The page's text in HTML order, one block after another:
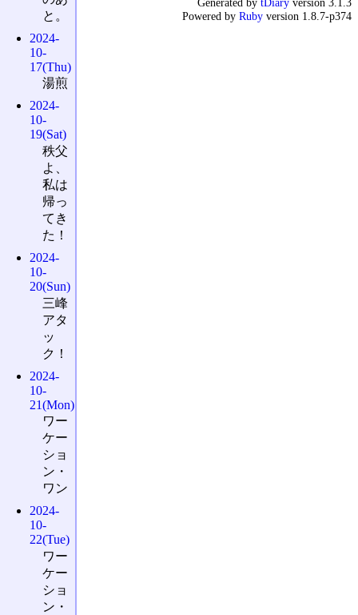
と。
2024-
10-
17(Thu)
湯煎
2024-
10-
19(Sat)
秩父
よ、
私は
帰っ
てき
た！
2024-
10-
20(Sun)
三峰
アタ
ッ
ク！
2024-
10-
21(Mon)
ワー
ケー
ショ
ン・
ワン
2024-
10-
22(Tue)
ワー
ケー
ショ
ン・
Powered by Ruby version 1.8.7-p374